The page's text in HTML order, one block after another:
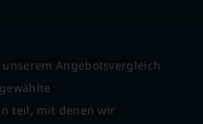
unserem Angebotsvergleich
teil, mit denen wir